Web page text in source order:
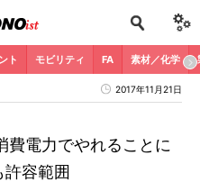
ト モビリティ FA 素材／化学
2017年11月21日
費電力でやれることに
容範囲